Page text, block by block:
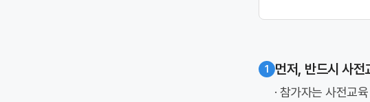
1 먼저, 반드시 사전
· 참가자는 사전교육